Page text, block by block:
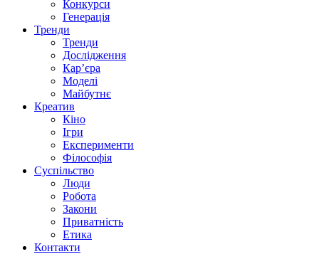
Конкурси
Генерація
Тренди
Тренди
Дослідження
Кар’єра
Моделі
Майбутнє
Креатив
Кіно
Ігри
Експерименти
Філософія
Суспільство
Люди
Робота
Закони
Приватність
Етика
Контакти